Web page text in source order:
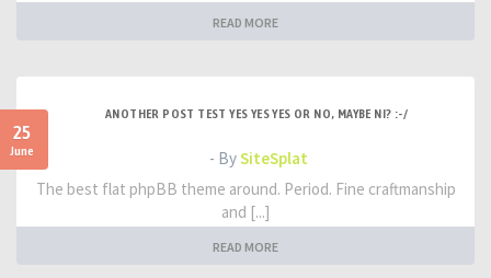
READ MORE
25
June
ANOTHER POST TEST YES YES YES OR NO, MAYBE NI? :-/
- BySiteSplat
The best flat phpBB theme around. Period. Fine craftmanship
and [...]
READ MORE